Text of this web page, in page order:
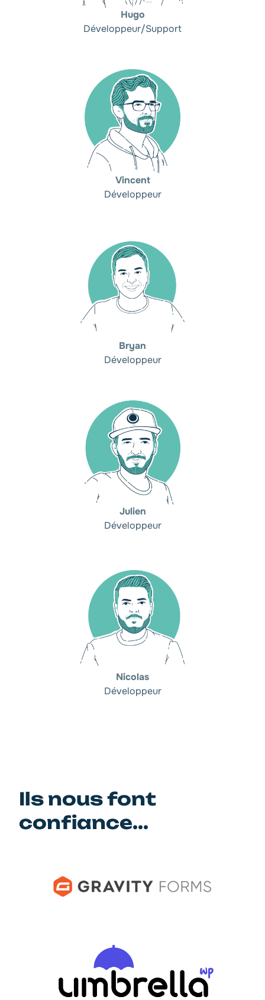
Hugo
Développeur/Support
Vincent
Développeur
Bryan
Développeur
Julien
Développeur
Nicolas
Développeur
Ils nous font
confiance...